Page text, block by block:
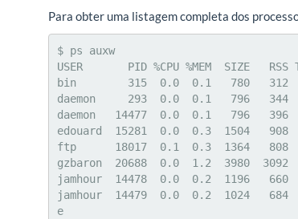
Para obter uma listagem completa dos
$ ps auxw
USER       PID %CPU %MEM  SIZE   RSS
bin        315  0.0  0.1   780   312
daemon     293  0.0  0.1   796
daemon   14477  0.0  0.1   796
edouard  15281  0.0  0.3  1504
ftp      18017  0.1  0.3  1364   808  ?
gzbaron  20688  0.0  1.2  3980
jamhour  14478  0.0  0.2  1196
jamhour  14479  0.0  0.2  1024   684
e